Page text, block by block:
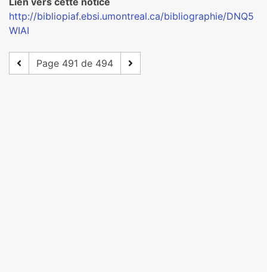
http://bibliopiaf.ebsi.umontreal.ca/bibliographie/DNQ5
WIAI
Page 491 de 494